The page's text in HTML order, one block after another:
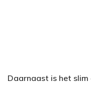
Daarnaast is het slim